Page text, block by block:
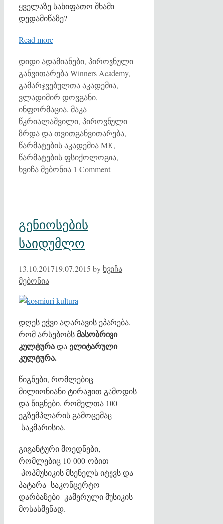
ყველაზე სახიფათო შხამი
დედამიწაზე?
Read more
Categories
დიდი ადამიანები, პიროვნული
განვითარებაTags
Winners Academy,
გამარჯვებულთა აკადემია,
ვლადიმირ დოვგანი,
ინფორმაცია, მაკა
წკრიალაშვილი, პიროვნული
ზრდა და თვითგანვითარება,
წარმატების აკადემია MK,
წარმატების ფსიქოლოგია,
ხვიჩა მებონია 1 Comment
გენიოსების
საიდუმლო
13.10.201719.07.2015 by ხვიჩა
მებონია
დღეს ეჭვი აღარავის ეპარება,
რომ არსებობსმასობრივი
კულტურადაელიტარული
კულტურა.
წიგნები, რომლებიც
მილიონიანი ტირაჟით გამოდის
და წიგნები, რომელთა 100
ეგზემპლარის გამოცემაც
საკმარისია.
გიგანტური მოედნები,
რომლებიც 10 000-ობით
პოპმუსიკის მსენელს იტევს და
პატარა საკონცერტო
დარბაზები კამერული მუსიკის
მოსასმენად.